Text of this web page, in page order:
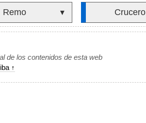
Remo ▼ Crucero
de los contenidos de esta web
↑